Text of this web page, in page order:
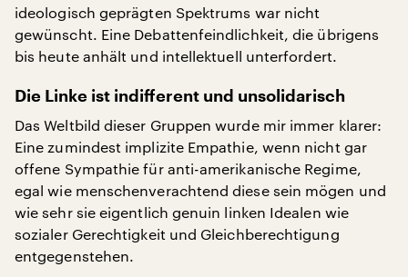
ideologisch geprägten Spektrums war nicht
gewünscht. Eine Debattenfeindlichkeit, die übrigens
bis heute anhält und intellektuell unterfordert.
Die Linke ist indifferent und unsolidarisch
Das Weltbild dieser Gruppen wurde mir immer klarer:
Eine zumindest implizite Empathie, wenn nicht gar
offene Sympathie für anti-amerikanische Regime,
egal wie menschenverachtend diese sein mögen und
wie sehr sie eigentlich genuin linken Idealen wie
sozialer Gerechtigkeit und Gleichberechtigung
entgegenstehen.